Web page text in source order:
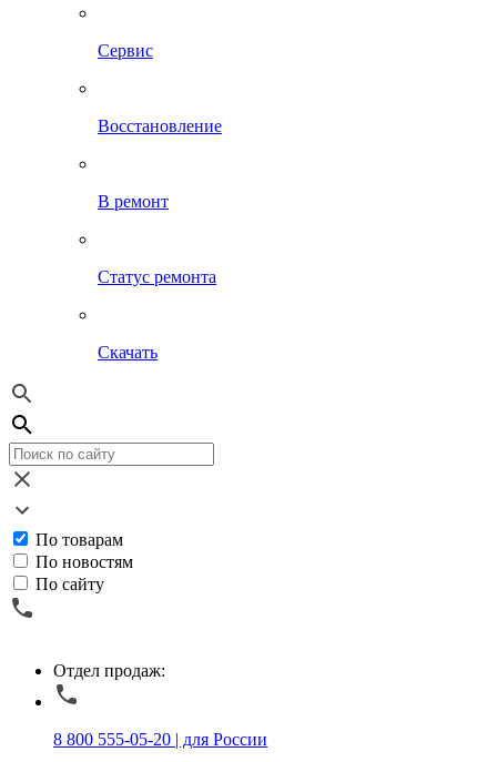
Сервис
Восстановление
В ремонт
Статус ремонта
Скачать
По товарам
По новостям
По сайту
Отдел продаж:
8 800 555-05-20 | для России